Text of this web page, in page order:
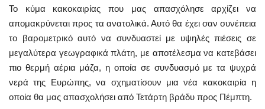
Το κύμα κακοκαιρίας που μας απασχόλησε αρχίζει να
απομακρύνεται προς τα ανατολικά. Αυτό θα έχει σαν συνέπεια
το βαρομετρικό αυτό να συνδυαστεί με υψηλές πιέσεις σε
μεγαλύτερα γεωγραφικά πλάτη, με αποτέλεσμα να κατεβάσει
πιο θερμή αέρια μάζα, η οποία σε συνδυασμό με τα ψυχρά
νερά της Ευρώπης, να σχηματίσουν μια νέα κακοκαιρία η
οποία θα μας απασχολήσει από Τετάρτη βράδυ προς Πέμπτη.